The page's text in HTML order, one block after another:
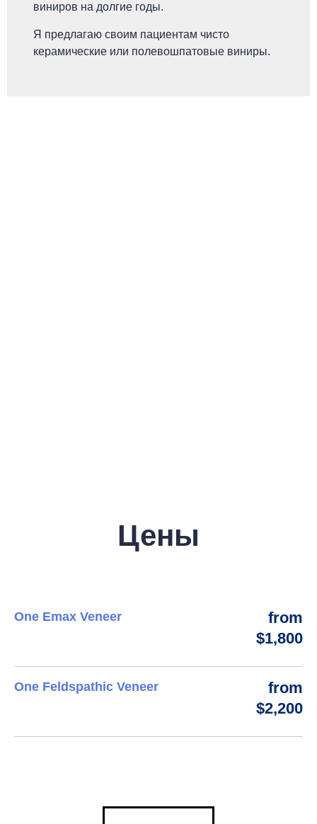
виниров на долгие годы.
Я предлагаю своим пациентам чисто
керамические или полевошпатовые виниры.
Цены
One Emax Veneer
from
$1,800
One Feldspathic Veneer
from
$2,200